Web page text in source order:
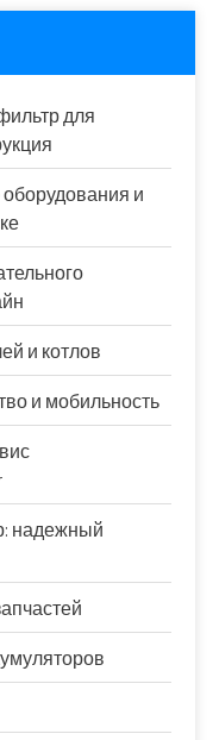
для
и
и котлов
и мобильность
надежный